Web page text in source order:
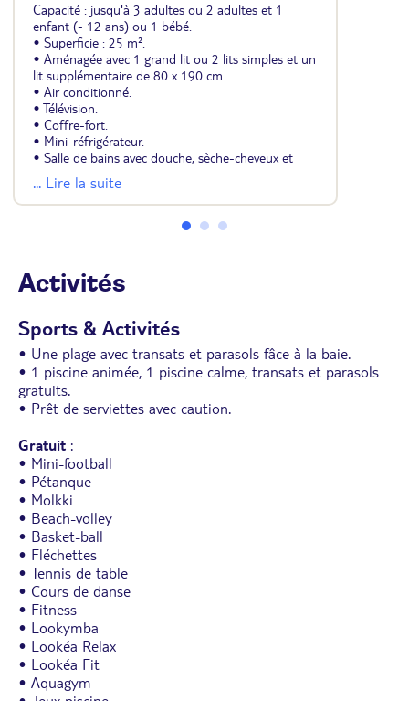
Capacité : jusqu'à 3 adultes ou 2 adultes et 1
enfant (- 12 ans) ou 1 bébé.
• Superficie : 25 m².
• Aménagée avec 1 grand lit ou 2 lits simples et un
lit supplémentaire de 80 x 190 cm.
• Air conditionné.
• Télévision.
• Coffre-fort.
• Mini-réfrigérateur.
• Salle de bains avec douche, sèche-cheveux et
miroir de maquillage.
• Toilettes séparées.
• Wifi.
... Lire la suite
Activités
Sports & Activités
• Une plage avec transats et parasols fâce à la baie.
• 1 piscine animée, 1 piscine calme, transats et parasols
gratuits.
• Prêt de serviettes avec caution.
Gratuit :
• Mini-football
• Pétanque
• Molkki
• Beach-volley
• Basket-ball
• Fléchettes
• Tennis de table
• Cours de danse
• Fitness
• Lookymba
• Lookéa Relax
• Lookéa Fit
• Aquagym